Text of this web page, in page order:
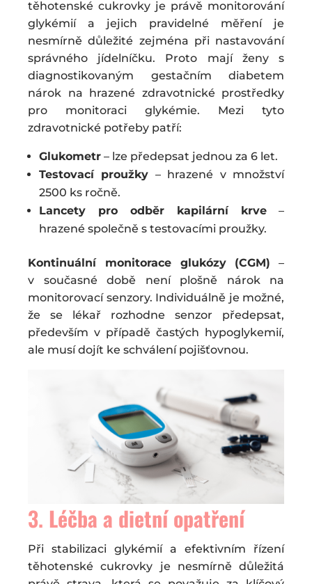
těhotenské cukrovky je právě monitorování
glykémií a jejich pravidelné měření je
nesmírně důležité zejména při nastavování
správného jídelníčku. Proto mají ženy s
diagnostikovaným gestačním diabetem
nárok na hrazené zdravotnické prostředky
pro monitoraci glykémie. Mezi tyto
zdravotnické potřeby patří:
Glukometr – lze předepsat jednou za 6 let.
Testovací proužky – hrazené v množství
2500 ks ročně.
Lancety pro odběr kapilární krve –
hrazené společně s testovacími proužky.
Kontinuální monitorace glukózy (CGM) –
v současné době není plošně nárok na
monitorovací senzory. Individuálně je možné,
že se lékař rozhodne senzor předepsat,
především v případě častých hypoglykemií,
ale musí dojít ke schválení pojišťovnou.
3. Léčba a dietní opatření
Při stabilizaci glykémií a efektivním řízení
těhotenské cukrovky je nesmírně důležitá